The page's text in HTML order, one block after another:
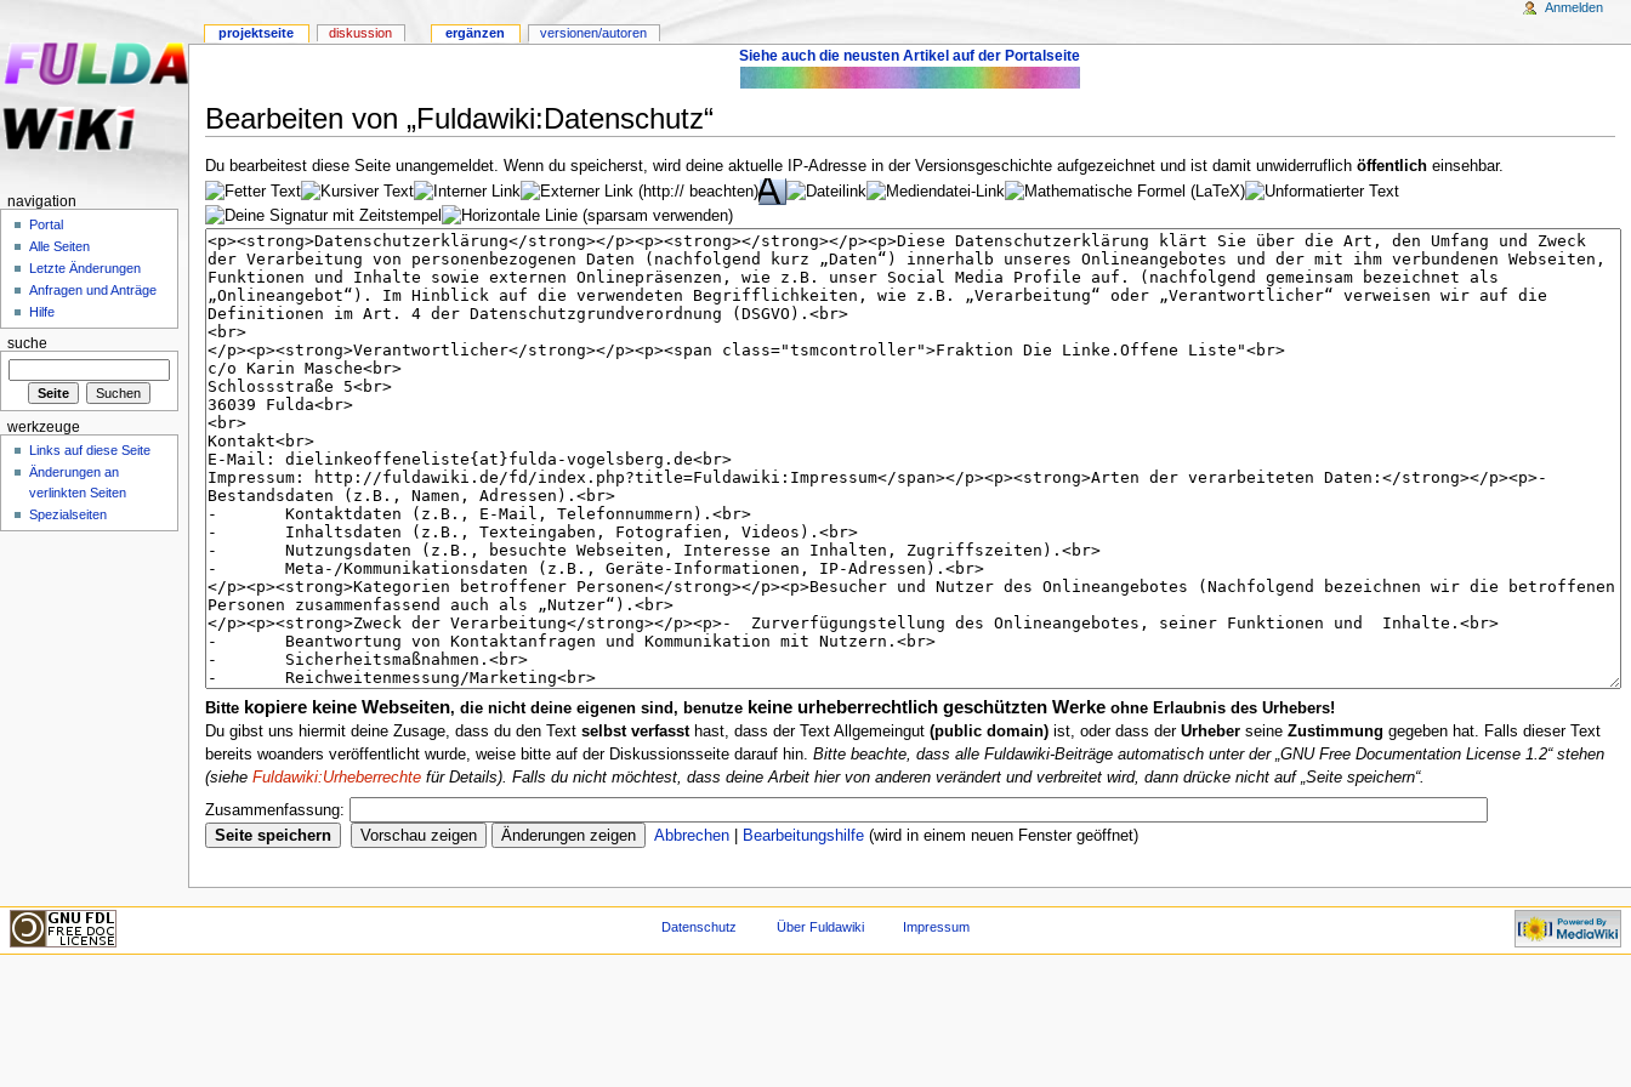
Siehe auch die neusten Artikel auf der Portalseite
Bearbeiten von „Fuldawiki:Datenschutz“
Du bearbeitest diese Seite unangemeldet. Wenn du speicherst, wird deine aktuelle IP-Adresse in der Versionsgeschichte aufgezeichnet und ist damit unwiderruflich öffentlicheinsehbar.
Bitte kopiere keine Webseiten, die nicht deine eigenen sind, benutze keine urheberrechtlich geschützten Werkeohne Erlaubnis des Urhebers!
Du gibst uns hiermit deine Zusage, dass du den Text selbst verfassthast, dass der Text Allgemeingut (public domain)ist, oder dass der Urheberseine Zustimmung gegeben hat. Falls dieser Text
bereits woanders veröffentlicht wurde, weise bitte auf der Diskussionsseite darauf hin. Bitte beachte, dass alle Fuldawiki-Beiträge automatisch unter der „GNU Free Documentation License 1.2“ stehen
(siehe Fuldawiki:Urheberrechtefür Details). Falls du nicht möchtest, dass deine Arbeit hier von anderen verändert und verbreitet wird, dann drücke nicht auf „Seite speichern“.
Zusammenfassung:
Abbrechen
Bearbeitungshilfe (wird in einem neuen Fenster geöffnet)
projektseite diskussion ergänzen versionen/autoren
Anmelden
navigation
Portal
Alle Seiten
Letzte Änderungen
Anfragen und Anträge
Hilfe
suche
werkzeuge
Links auf diese Seite
Änderungen an
verlinkten Seiten
Spezialseiten
Datenschutz Über Fuldawiki Impressum